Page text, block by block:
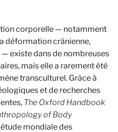
corporelle — notamment
déformation crânienne,
existe dans de nombreuses
mais elle a rarement été
transculturel. Grâce à
et de recherches
The Oxford Handbook
of Body
mondiale des